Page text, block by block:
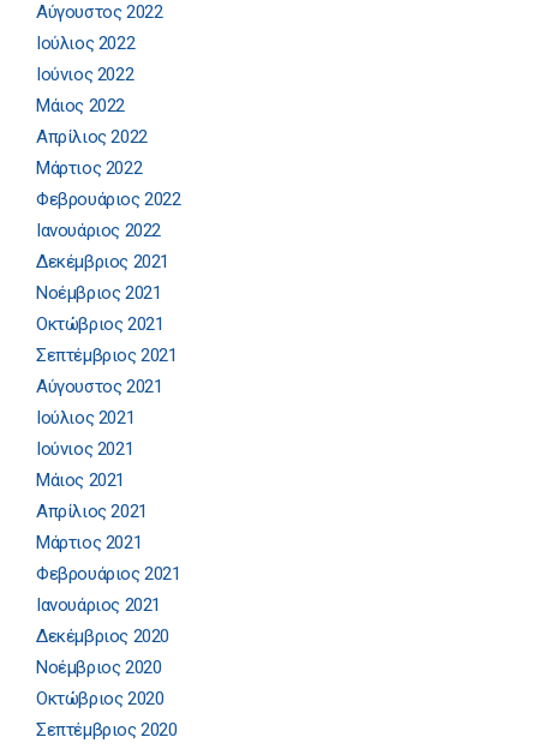
Αύγουστος 2022
Ιούλιος 2022
Ιούνιος 2022
Μάιος 2022
Απρίλιος 2022
Μάρτιος 2022
Φεβρουάριος 2022
Ιανουάριος 2022
Δεκέμβριος 2021
Νοέμβριος 2021
Οκτώβριος 2021
Σεπτέμβριος 2021
Αύγουστος 2021
Ιούλιος 2021
Ιούνιος 2021
Μάιος 2021
Απρίλιος 2021
Μάρτιος 2021
Φεβρουάριος 2021
Ιανουάριος 2021
Δεκέμβριος 2020
Νοέμβριος 2020
Οκτώβριος 2020
Σεπτέμβριος 2020